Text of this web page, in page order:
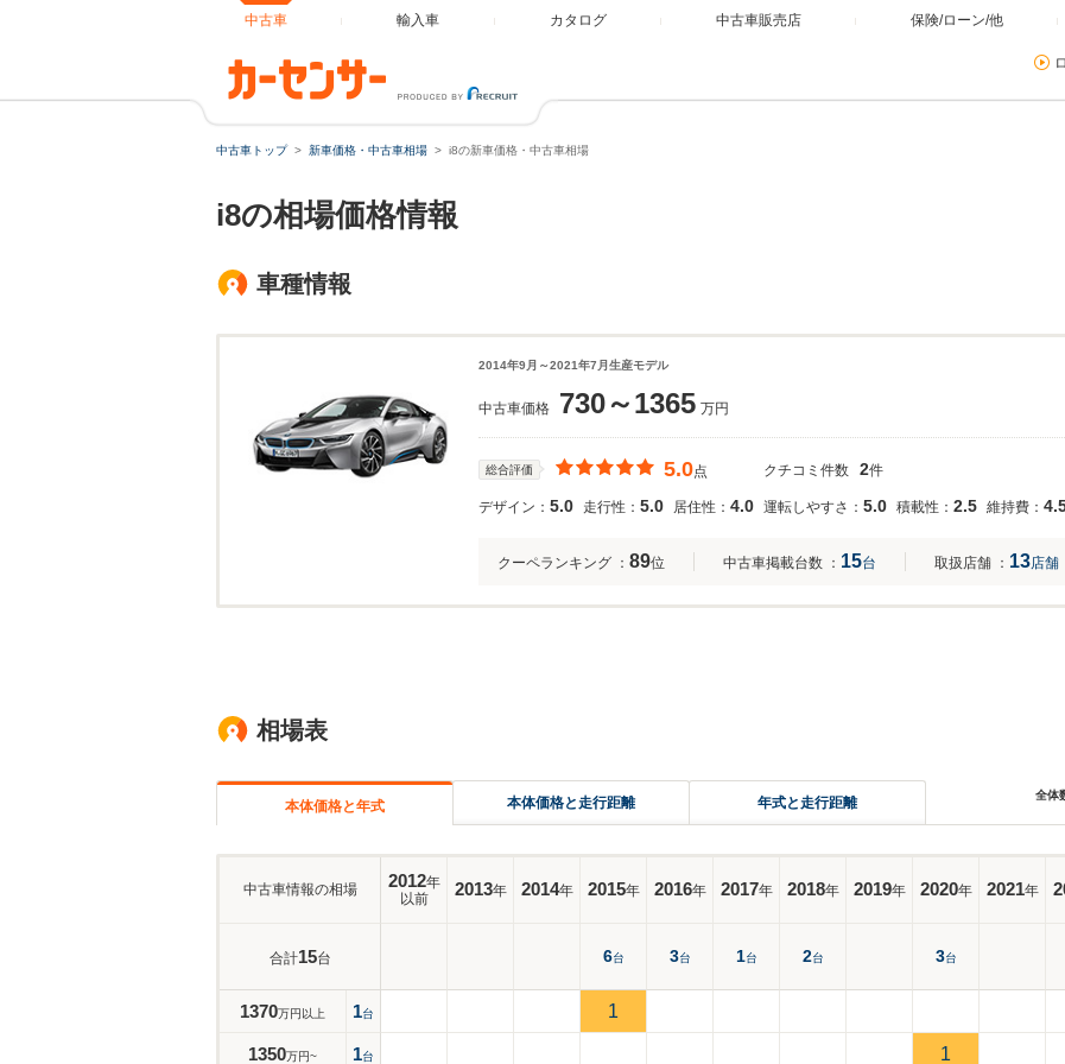
中古車 輸入車 カタログ 中古車販売店 保険/ローン/他
中古車トップ 新車価格・中古車相場 i8の新車価格・中古車相場
i8の相場価格情報
車種情報
2014年9月～2021年7月生産モデル
中古車価格 730～1365 万円
総合評価 5.0点 クチコミ件数 2件
デザイン： 5.0 走行性： 5.0 居住性： 4.0 運転しやすさ： 5.0 積載性： 2.5 維持費：
クーペランキング ： 89位 中古車掲載台数 ： 15台 取扱店舗 ： 13店舗
相場表
本体価格と年式 本体価格と走行距離 年式と走行距離 全体
中古車情報の相場 2012年
以前
2013年 2014年 2015年 2016年 2017年 2018年 2019年 2020年 2021年
合計15台 6台 3台 1台 2台 3台
1370万円以上 1台 1
1350万円~ 1台 1